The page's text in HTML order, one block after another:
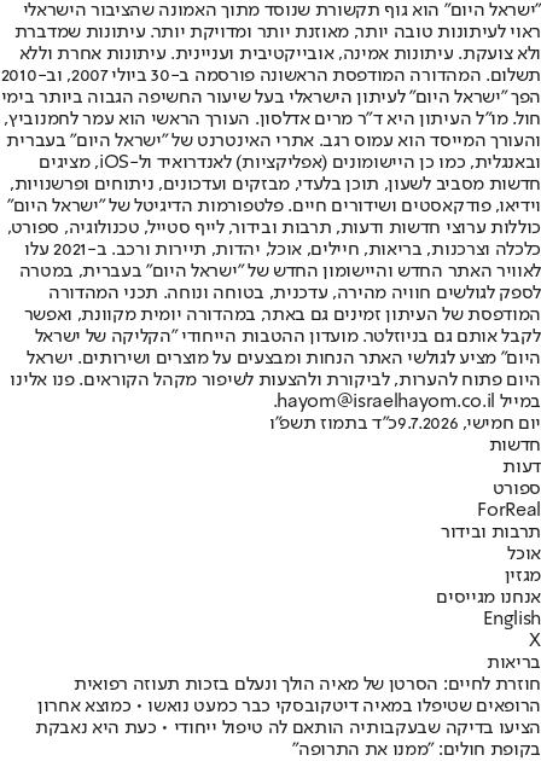
"ישראל היום" הוא גוף תקשורת שנוסד מתוך האמונה שהציבור הישראלי
ראוי לעיתונות טובה יותר, מאוזנת יותר ומדויקת יותר. עיתונות שמדברת
ולא צועקת. עיתונות אמינה, אובייקטיבית ועניינית. עיתונות אחרת וללא
תשלום. המהדורה המודפסת הראשונה פורסמה ב-30 ביולי 2007, וב-2010
הפך "ישראל היום" לעיתון הישראלי בעל שיעור החשיפה הגבוה ביותר בימי
חול. מו"ל העיתון היא ד"ר מרים אדלסון. העורך הראשי הוא עמר לחמנוביץ,
והעורך המייסד הוא עמוס רגב. אתרי האינטרנט של "ישראל היום" בעברית
ובאנגלית, כמו כן היישומונים (אפליקציות) לאנדרואיד ול-iOS, מציגים
חדשות מסביב לשעון, תוכן בלעדי, מבזקים ועדכונים, ניתוחים ופרשנויות,
וידיאו, פודקאסטים ושידורים חיים. פלטפורמות הדיגיטל של "ישראל היום"
כוללות ערוצי חדשות ודעות, תרבות ובידור, לייף סטייל, טכנולוגיה, ספורט,
כלכלה וצרכנות, בריאות, חיילים, אוכל, יהדות, תיירות ורכב. ב-2021 עלו
לאוויר האתר החדש והיישומון החדש של "ישראל היום" בעברית, במטרה
לספק לגולשים חוויה מהירה, עדכנית, בטוחה ונוחה. תכני המהדורה
המודפסת של העיתון זמינים גם באתר, במהדורה יומית מקוונת, ואפשר
לקבל אותם גם בניוזלטר. מועדון ההטבות הייחודי "הקליקה של ישראל
היום" מציע לגולשי האתר הנחות ומבצעים על מוצרים ושירותים. ישראל
היום פתוח להערות, לביקורת ולהצעות לשיפור מקהל הקוראים. פנו אלינו
במייל hayom@israelhayom.co.il.
יום חמישי, 9.7.2026
כ"ד בתמוז תשפ"ו
חדשות
דעות
ספורט
ForReal
תרבות ובידור
אוכל
מגזין
אנחנו מגייסים
English
X
בריאות
חוזרת לחיים: הסרטן של מאיה הולך ונעלם בזכות תעוזה רפואית
הרופאים שטיפלו במאיה דיטקובסקי כבר כמעט נואשו • כמוצא אחרון
הציעו בדיקה שבעקבותיה הותאם לה טיפול ייחודי • כעת היא נאבקת
בקופת חולים: "ממנו את התרופה"